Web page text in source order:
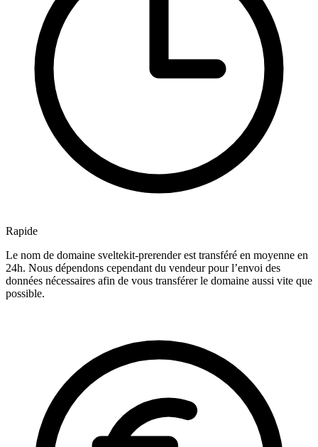
Rapide
Le nom de domaine sveltekit-prerender est transféré en moyenne en
24h. Nous dépendons cependant du vendeur pour l’envoi des
données nécessaires afin de vous transférer le domaine aussi vite que
possible.